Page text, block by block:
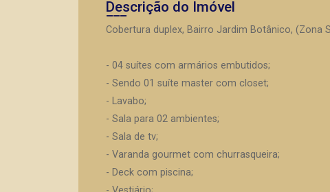
Descrição do Imóvel
Cobertura duplex, Bairro Jardim Botânico, (Zona
- 04 suítes com armários embutidos;
- Sendo 01 suíte master com closet;
- Lavabo;
- Sala para 02 ambientes;
- Sala de tv;
- Varanda gourmet com churrasqueira;
- Deck com piscina;